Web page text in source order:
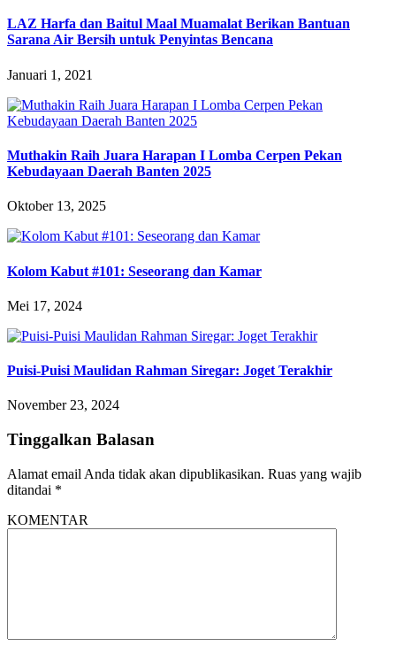
LAZ Harfa dan Baitul Maal Muamalat Berikan Bantuan
Sarana Air Bersih untuk Penyintas Bencana
Januari 1, 2021
Muthakin Raih Juara Harapan I Lomba Cerpen Pekan
Kebudayaan Daerah Banten 2025
Oktober 13, 2025
Kolom Kabut #101: Seseorang dan Kamar
Mei 17, 2024
Puisi-Puisi Maulidan Rahman Siregar: Joget Terakhir
November 23, 2024
Tinggalkan Balasan
Alamat email Anda tidak akan dipublikasikan. Ruas yang wajib
ditandai *
KOMENTAR